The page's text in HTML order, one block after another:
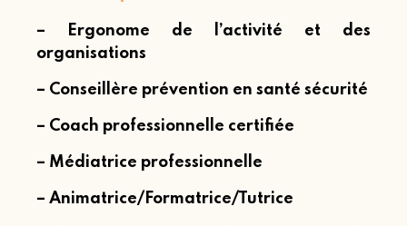
– Ergonome de l’activité et des
organisations
– Conseillère prévention en santé sécurité
– Coach professionnelle certifiée
– Médiatrice professionnelle
– Animatrice/Formatrice/Tutrice